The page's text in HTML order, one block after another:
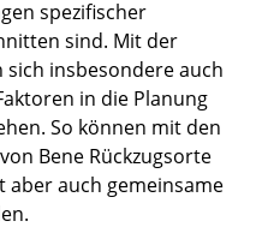
spezifischer
sind. Mit der
sich insbesondere auch
in die Planung
So können mit den
Bene Rückzugsorte
auch gemeinsame